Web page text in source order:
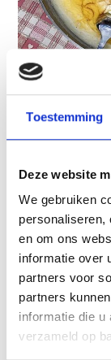
Toestemming
Deze website
We gebruiken
personaliseren,
en om ons
informatie over
partners voor
partners
informatie die u
verzameld op
Meer
POPPY
Put flour
grappa,